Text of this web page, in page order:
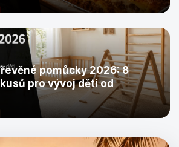
pomůcky 2026: 8
pro vývoj dětí od